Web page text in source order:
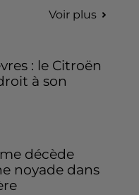
Voir plus
: le Citroën
à son
décède
noyade dans